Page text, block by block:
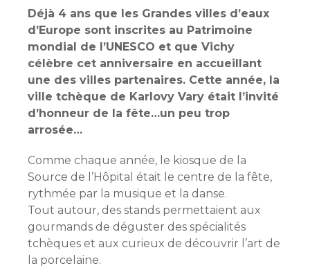
Déjà 4 ans que les Grandes villes d’eaux
d’Europe sont inscrites au Patrimoine
mondial de l’UNESCO et que Vichy
célèbre cet anniversaire en accueillant
une des villes partenaires. Cette année, la
ville tchèque de Karlovy Vary était l’invité
d’honneur de la fête…un peu trop
arrosée…
Comme chaque année, le kiosque de la
Source de l’Hôpital était le centre de la fête,
rythmée par la musique et la danse.
Tout autour, des stands permettaient aux
gourmands de déguster des spécialités
tchèques et aux curieux de découvrir l’art de
la porcelaine.